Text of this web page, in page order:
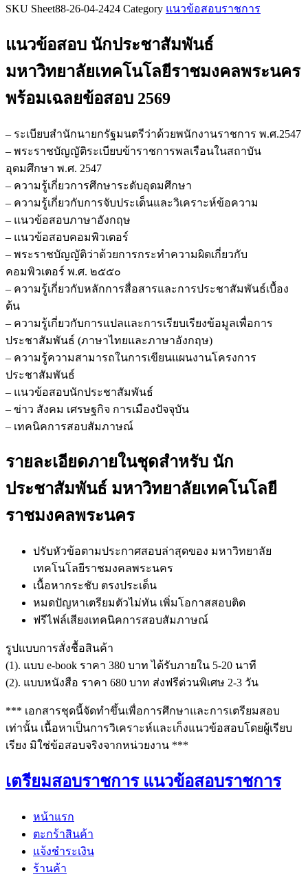
SKU Sheet88-26-04-2424 Category แนวข้อสอบราชการ
แนวข้อสอบ นักประชาสัมพันธ์
มหาวิทยาลัยเทคโนโลยีราชมงคลพระนคร
พร้อมเฉลยข้อสอบ 2569
– ระเบียบสำนักนายกรัฐมนตรีว่าด้วยพนักงานราชการ พ.ศ.2547
– พระราชบัญญัติระเบียบข้าราชการพลเรือนในสถาบัน
อุดมศึกษา พ.ศ. 2547
– ความรู้เกี่ยวการศึกษาระดับอุดมศึกษา
– ความรู้เกี่ยวกับการจับประเด็นและวิเคราะห์ข้อความ
– แนวข้อสอบภาษาอังกฤษ
– แนวข้อสอบคอมพิวเตอร์
– พระราชบัญญัติว่าด้วยการกระทำความผิดเกี่ยวกับ
คอมพิวเตอร์ พ.ศ. ๒๕๕๐
– ความรู้เกี่ยวกับหลักการสื่อสารและการประชาสัมพันธ์เบื้อง
ต้น
– ความรู้เกี่ยวกับการแปลและการเรียบเรียงข้อมูลเพื่อการ
ประชาสัมพันธ์ (ภาษาไทยและภาษาอังกฤษ)
– ความรู้ความสามารถในการเขียนแผนงานโครงการ
ประชาสัมพันธ์
– แนวข้อสอบนักประชาสัมพันธ์
– ข่าว สังคม เศรษฐกิจ การเมืองปัจจุบัน
– เทคนิคการสอบสัมภาษณ์
รายละเอียดภายในชุดสำหรับ นัก
ประชาสัมพันธ์ มหาวิทยาลัยเทคโนโลยี
ราชมงคลพระนคร
ปรับหัวข้อตามประกาศสอบล่าสุดของ มหาวิทยาลัย
เทคโนโลยีราชมงคลพระนคร
เนื้อหากระชับ ตรงประเด็น
หมดปัญหาเตรียมตัวไม่ทัน เพิ่มโอกาสสอบติด
ฟรีไฟล์เสียงเทคนิคการสอบสัมภาษณ์
รูปแบบการสั่งชื้อสินค้า
(1). แบบ e-book ราคา 380 บาท ได้รับภายใน 5-20 นาที
(2). แบบหนังสือ ราคา 680 บาท ส่งฟรีด่วนพิเศษ 2-3 วัน
*** เอกสารชุดนี้จัดทำขึ้นเพื่อการศึกษาและการเตรียมสอบ
เท่านั้น เนื้อหาเป็นการวิเคราะห์และเก็งแนวข้อสอบโดยผู้เรียบ
เรียง มิใช่ข้อสอบจริงจากหน่วยงาน ***
เตรียมสอบราชการ แนวข้อสอบราชการ
หน้าแรก
ตะกร้าสินค้า
แจ้งชำระเงิน
ร้านค้า